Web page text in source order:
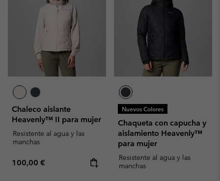
Chaleco aislante
Heavenly™ II para mujer
Resistente al agua y las
manchas
Regular price:
100,00 €
Nuevos Colores
Chaqueta con capucha y
aislamiento Heavenly™
para mujer
Resistente al agua y las
manchas